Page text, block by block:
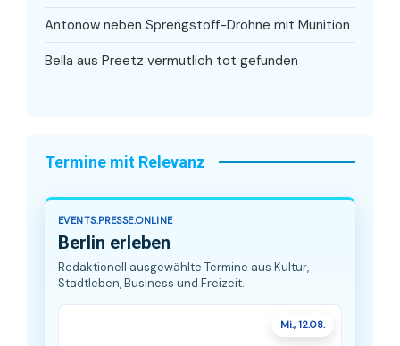
Antonow neben Sprengstoff-Drohne mit Munition
Bella aus Preetz vermutlich tot gefunden
Termine mit Relevanz
EVENTS.PRESSE.ONLINE
Berlin erleben
Redaktionell ausgewählte Termine aus Kultur,
Stadtleben, Business und Freizeit.
Mi., 12.08.